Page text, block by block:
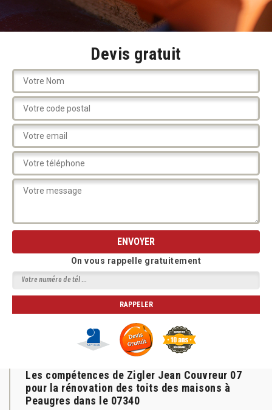
Devis gratuit
On vous rappelle gratuitement
Les compétences de Zigler Jean Couvreur 07
pour la rénovation des toits des maisons à
Peaugres dans le 07340